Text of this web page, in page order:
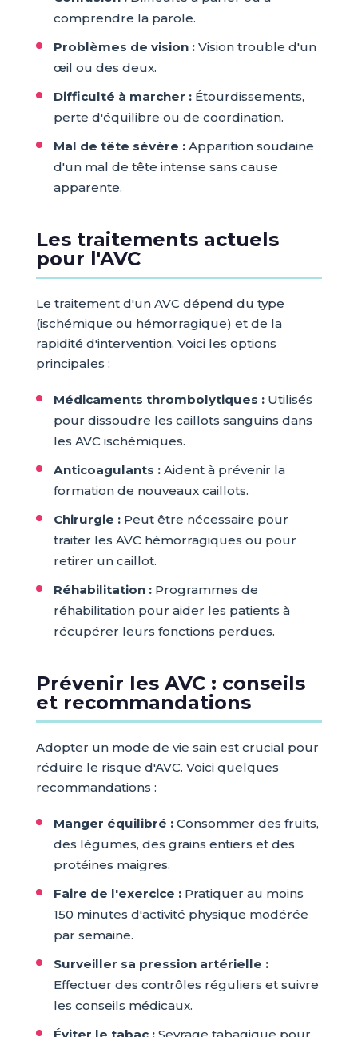
comprendre la parole.
Problèmes de vision :Vision trouble d'un
œil ou des deux.
Difficulté à marcher :Étourdissements,
perte d'équilibre ou de coordination.
Mal de tête sévère :Apparition soudaine
d'un mal de tête intense sans cause
apparente.
Les traitements actuels
pour l'AVC
Le traitement d'un AVC dépend du type
(ischémique ou hémorragique) et de la
rapidité d'intervention. Voici les options
principales :
Médicaments thrombolytiques :Utilisés
pour dissoudre les caillots sanguins dans
les AVC ischémiques.
Anticoagulants :Aident à prévenir la
formation de nouveaux caillots.
Chirurgie :Peut être nécessaire pour
traiter les AVC hémorragiques ou pour
retirer un caillot.
Réhabilitation :Programmes de
réhabilitation pour aider les patients à
récupérer leurs fonctions perdues.
Prévenir les AVC : conseils
et recommandations
Adopter un mode de vie sain est crucial pour
réduire le risque d'AVC. Voici quelques
recommandations :
Manger équilibré :Consommer des fruits,
des légumes, des grains entiers et des
protéines maigres.
Faire de l'exercice :Pratiquer au moins
150 minutes d'activité physique modérée
par semaine.
Surveiller sa pression artérielle :
Effectuer des contrôles réguliers et suivre
les conseils médicaux.